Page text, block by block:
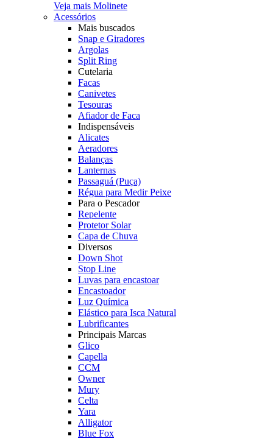
Veja mais Molinete
Acessórios
Mais buscados
Snap e Giradores
Argolas
Split Ring
Cutelaria
Facas
Canivetes
Tesouras
Afiador de Faca
Indispensáveis
Alicates
Aeradores
Balanças
Lanternas
Passaguá (Puça)
Régua para Medir Peixe
Para o Pescador
Repelente
Protetor Solar
Capa de Chuva
Diversos
Down Shot
Stop Line
Luvas para encastoar
Encastoador
Luz Química
Elástico para Isca Natural
Lubrificantes
Principais Marcas
Glico
Capella
CCM
Owner
Mury
Celta
Yara
Alligator
Blue Fox